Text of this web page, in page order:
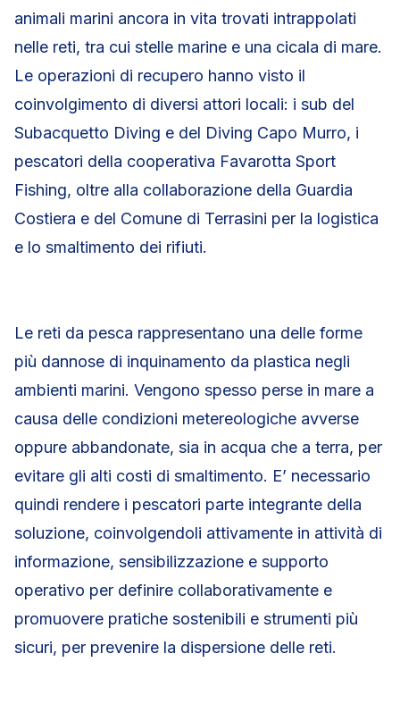
animali marini ancora in vita trovati intrappolati
nelle reti, tra cui stelle marine e una cicala di mare.
Le operazioni di recupero hanno visto il
coinvolgimento di diversi attori locali: i sub del
Subacquetto Diving e del Diving Capo Murro, i
pescatori della cooperativa Favarotta Sport
Fishing, oltre alla collaborazione della Guardia
Costiera e del Comune di Terrasini per la logistica
e lo smaltimento dei rifiuti.
Le reti da pesca rappresentano una delle forme
più dannose di inquinamento da plastica negli
ambienti marini. Vengono spesso perse in mare a
causa delle condizioni metereologiche avverse
oppure abbandonate, sia in acqua che a terra, per
evitare gli alti costi di smaltimento. E’ necessario
quindi rendere i pescatori parte integrante della
soluzione, coinvolgendoli attivamente in attività di
informazione, sensibilizzazione e supporto
operativo per definire collaborativamente e
promuovere pratiche sostenibili e strumenti più
sicuri, per prevenire la dispersione delle reti.